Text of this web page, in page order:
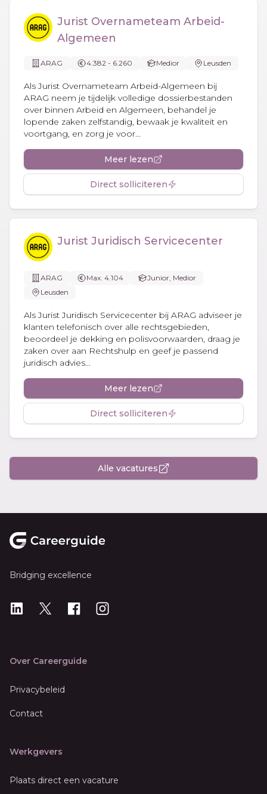
Jurist Overnameteam Arbeid-
Algemeen
ARAG 4.382 - 6.260 Medior Leusden
Als Jurist Overnameteam Arbeid-Algemeen bij
ARAG neem je tijdelijk volledige dossierbestanden
over binnen Arbeid en Algemeen, behandel je
lopende zaken zelfstandig, bewaak je kwaliteit en
voortgang, en zorg je voor...
Meer lezen
Direct solliciteren
Jurist Juridisch Servicecenter
ARAG Max. 4.104
Junior, Medior
Leusden
Als Jurist Juridisch Servicecenter bij ARAG adviseer je
klanten telefonisch over alle rechtsgebieden,
beoordeel je dekking en polisvoorwaarden, draag je
zaken over aan Rechtshulp en geef je passend
juridisch advies...
Meer lezen
Direct solliciteren
Alle vacatures
Bridging excellence
LinkedIn
X Instagram
Over Careerguide
Privacybeleid
Contact
Werkgevers
Plaats direct een vacature